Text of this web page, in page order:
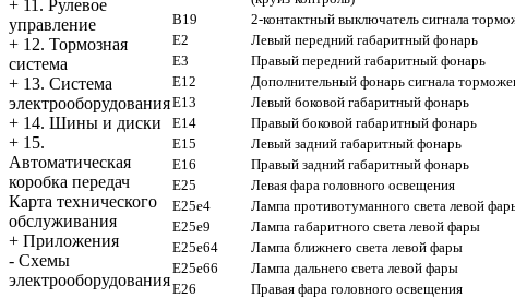
+ 11. Рулевое
управление
+ 12. Тормозная
система
+ 13. Система
электрооборудования
+ 14. Шины и диски
+ 15.
Автоматическая
коробка передач
Карта технического
обслуживания
+ Приложения
- Схемы
электрооборудования
B19
2-контактный выключатель сигнала
E2
Левый передний габаритный фонарь
E3
Правый передний габаритный фонарь
E12
Дополнительный фонарь сигнала
E13
Левый боковой габаритный фонарь
E14
Правый боковой габаритный фонарь
E15
Левый задний габаритный фонарь
E16
Правый задний габаритный фонарь
E25
Левая фара головного освещения
E25e4
Лампа противотуманного света левой
E25e9
Лампа габаритного света левой фары
E25e64
Лампа ближнего света левой фары
E25e66
Лампа дальнего света левой фары
E26
Правая фара головного освещения